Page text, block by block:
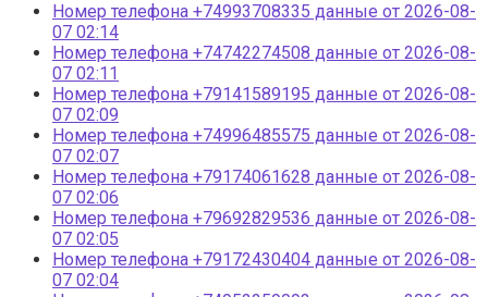
Номер телефона +74993708335 данные от 2026-08-
07 02:14
Номер телефона +74742274508 данные от 2026-08-
07 02:11
Номер телефона +79141589195 данные от 2026-08-
07 02:09
Номер телефона +74996485575 данные от 2026-08-
07 02:07
Номер телефона +79174061628 данные от 2026-08-
07 02:06
Номер телефона +79692829536 данные от 2026-08-
07 02:05
Номер телефона +79172430404 данные от 2026-08-
07 02:04